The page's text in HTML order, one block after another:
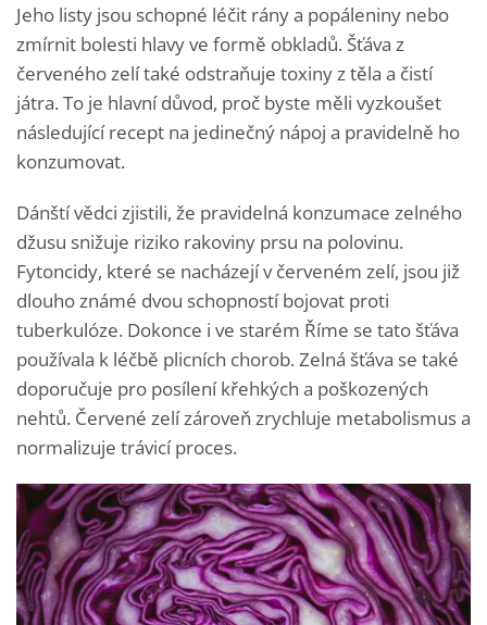
Jeho listy jsou schopné léčit rány a popáleniny nebo
zmírnit bolesti hlavy ve formě obkladů. Šťáva z
červeného zelí také odstraňuje toxiny z těla a čistí
játra. To je hlavní důvod, proč byste měli vyzkoušet
následující recept na jedinečný nápoj a pravidelně ho
konzumovat.
Dánští vědci zjistili, že pravidelná konzumace zelného
džusu snižuje riziko rakoviny prsu na polovinu.
Fytoncidy, které se nacházejí v červeném zelí, jsou již
dlouho známé dvou schopností bojovat proti
tuberkulóze. Dokonce i ve starém Říme se tato šťáva
používala k léčbě plicních chorob. Zelná šťáva se také
doporučuje pro posílení křehkých a poškozených
nehtů. Červené zelí zároveň zrychluje metabolismus a
normalizuje trávicí proces.